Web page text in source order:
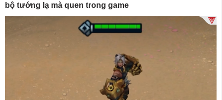
bộ tướng lạ mà quen trong game